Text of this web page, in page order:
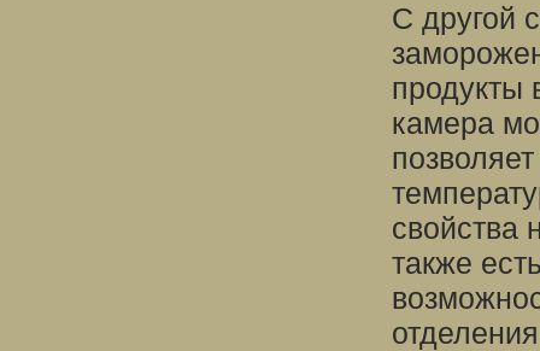
С другой
продукты
камера
свойства
также